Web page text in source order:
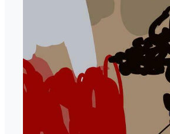
Gráficos en Movimiento
Imágenes Editoriales
Eventos Editoriales